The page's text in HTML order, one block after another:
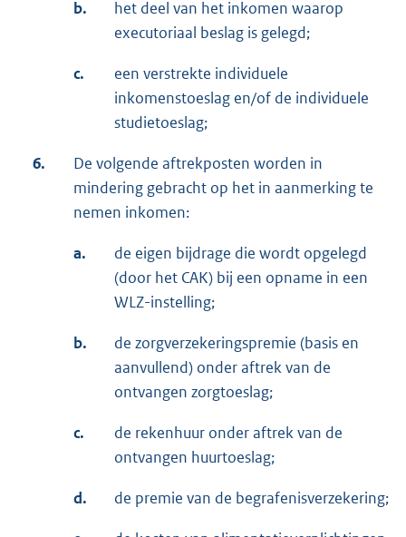
b.
het deel van het inkomen waarop
executoriaal beslag is gelegd;
c.
een verstrekte individuele
inkomenstoeslag en/of de individuele
studietoeslag;
6.
De volgende aftrekposten worden in
mindering gebracht op het in aanmerking te
nemen inkomen:
a.
de eigen bijdrage die wordt opgelegd
(door het CAK) bij een opname in een
WLZ-instelling;
b.
de zorgverzekeringspremie (basis en
aanvullend) onder aftrek van de
ontvangen zorgtoeslag;
c.
de rekenhuur onder aftrek van de
ontvangen huurtoeslag;
d. de premie van de begrafenisverzekering;